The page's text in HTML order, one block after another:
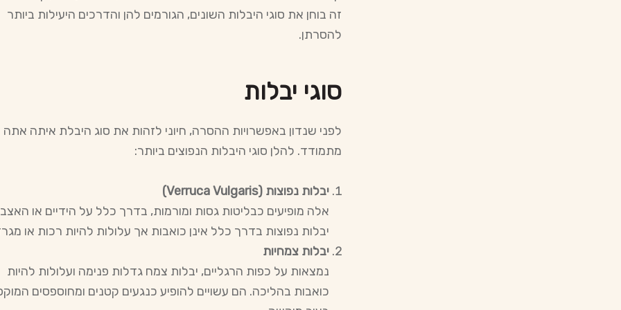
זה בוחן את סוגי היבלות השונים, הגורמים להן והדרכים היעילות ביותר
להסרתן.
סוגי יבלות
לפני שנדון באפשרויות ההסרה, חיוני לזהות את סוג היבלת איתה אתה
מתמודד. להלן סוגי היבלות הנפוצים ביותר:
יבלות נפוצות (Verruca Vulgaris)
אלה מופיעים כבליטות גסות ומורמות, בדרך כלל על הידיים או
יבלות נפוצות בדרך כלל אינן כואבות אך עלולות להיות רכות או
יבלות צמחיות
נמצאות על כפות הרגליים, יבלות צמח גדלות פנימה ועלולות להיות
כואבות בהליכה. הם עשויים להופיע כנגעים קטנים ומחוספסים